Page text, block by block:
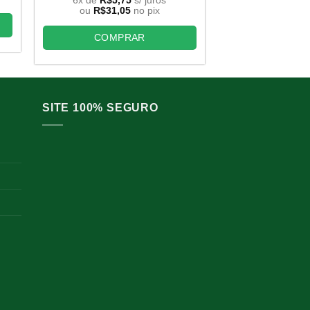
original
era:
R$46,00.
atual
é:
R$34,50.
ou R$31,05 no pix
COMPRAR
SITE 100% SEGURO